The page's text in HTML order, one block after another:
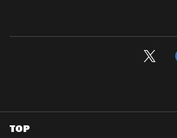
TOP